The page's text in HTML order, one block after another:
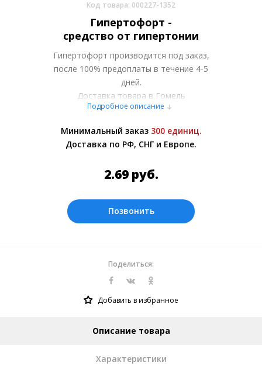
Код товара: 000227-1352
Гипертофорт -
средство от гипертонии
Гипертофорт производится под заказ,
после 100% предоплаты в течение 4-5
дней.
Доставка товара в Гомель
осуществляется курьерскими службами
Более подробно при обсуждении заказа с
менеджером.
сайте представлены по курсу ЦБ РФ на
0.328618 руб.
Подробное описание
Минимальный заказ 300 единиц.
Доставка по РФ, СНГ и Европе.
2.69 руб.
Позвонить
Поделиться:
Добавить в избранное
Описание товара
Характеристики